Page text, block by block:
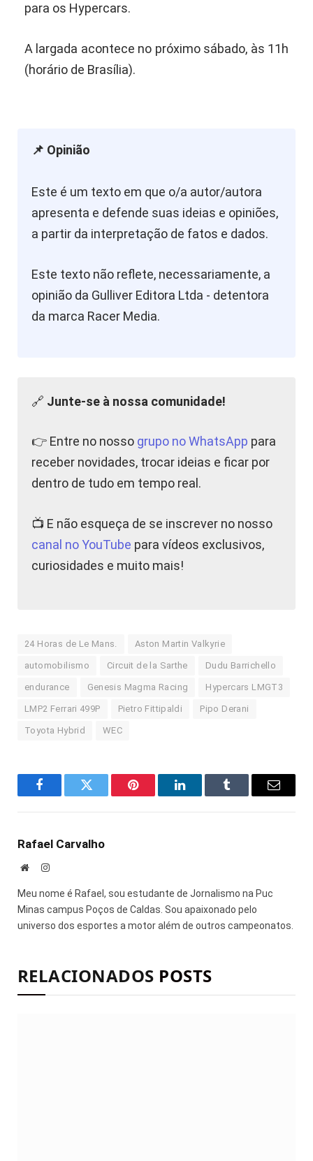
para os Hypercars.
A largada acontece no próximo sábado, às 11h
(horário de Brasília).
📌 Opinião
Este é um texto em que o/a autor/autora
apresenta e defende suas ideias e opiniões,
a partir da interpretação de fatos e dados.
Este texto não reflete, necessariamente, a
opinião da Gulliver Editora Ltda - detentora
da marca Racer Media.
🔗 Junte-se à nossa comunidade!
👉 Entre no nosso grupo no WhatsApp para
receber novidades, trocar ideias e ficar por
dentro de tudo em tempo real.
📺 E não esqueça de se inscrever no nosso
canal no YouTube para vídeos exclusivos,
curiosidades e muito mais!
24 Horas de Le Mans. Aston Martin Valkyrie
automobilismo Circuit de la Sarthe Dudu Barrichello
endurance Genesis Magma Racing Hypercars LMGT3
LMP2 Ferrari 499P Pietro Fittipaldi Pipo Derani
Toyota Hybrid WEC
FacebookTwitter Pinterest LinkedInTumblr
E-
Rafael Carvalho
Site Instagram
Meu nome é Rafael, sou estudante de Jornalismo na Puc
Minas campus Poços de Caldas. Sou apaixonado pelo
universo dos esportes a motor além de outros campeonatos.
RELACIONADOS POSTS